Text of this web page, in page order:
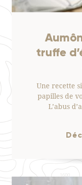
truffe
Une recette
papilles de
L’abus